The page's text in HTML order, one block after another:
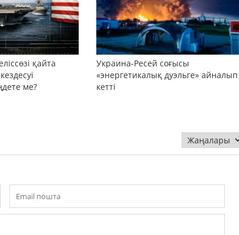
қайта
ме?
Украина-Ресей соғысы
«энергетикалық дуэльге» айналып
кетті